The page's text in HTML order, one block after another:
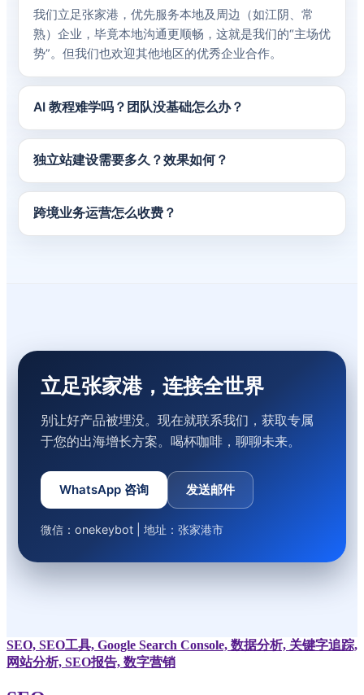
我们立足张家港，优先服务本地及周边（如江阴、常
熟）企业，毕竟本地沟通更顺畅，这就是我们的“主场优
势”。但我们也欢迎其他地区的优秀企业合作。
AI 教程难学吗？团队没基础怎么办？
独立站建设需要多久？效果如何？
跨境业务运营怎么收费？
立足张家港，连接全世界
别让好产品被埋没。现在就联系我们，获取专属
于您的出海增长方案。喝杯咖啡，聊聊未来。
WhatsApp 咨询 发送邮件
微信：onekeybot | 地址：张家港市
SEO, SEO工具, Google Search Console, 数据分析, 关键字追踪,
网站分析, SEO报告, 数字营销